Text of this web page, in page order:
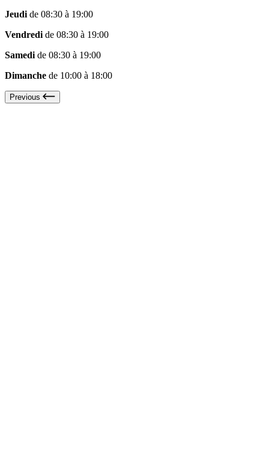
Jeudi de 08:30 à 19:00
Vendredi de 08:30 à 19:00
Samedi de 08:30 à 19:00
Dimanche de 10:00 à 18:00
Previous